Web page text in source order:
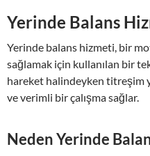
Yerinde Balans
Yerinde balans hizmeti, bir
sağlamak için kullanılan bir
hareket halindeyken titreşim
ve verimli bir çalışma sağlar.
Neden Yerinde